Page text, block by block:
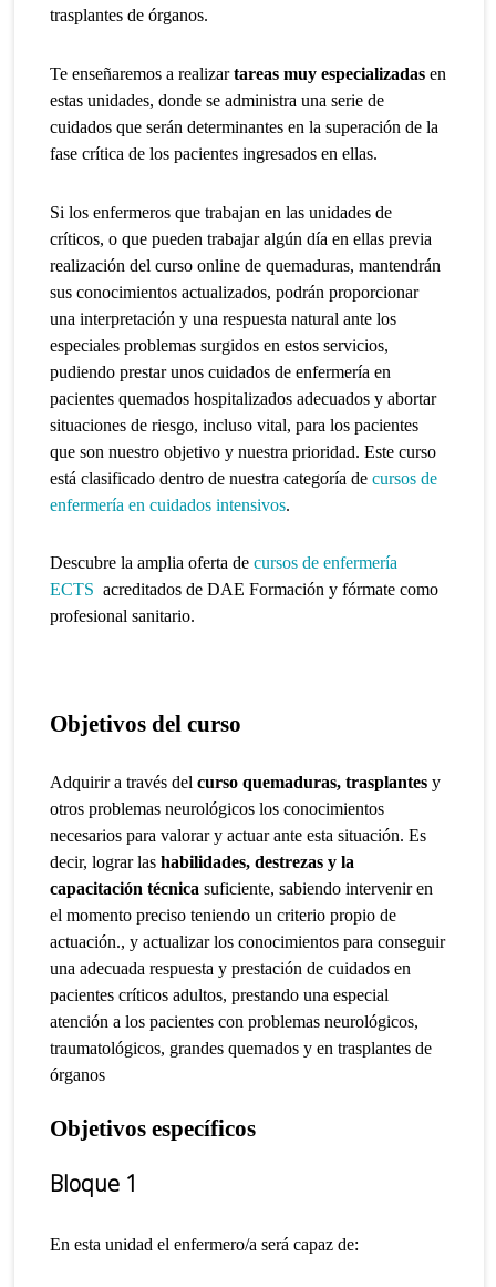
trasplantes de órganos.
Te enseñaremos a realizartareas muy especializadas en
estas unidades, donde se administra una serie de
cuidados que serán determinantes en la superación de la
fase crítica de los pacientes ingresados en ellas.
Si los enfermeros que trabajan en las unidades de
críticos, o que pueden trabajar algún día en ellas previa
realización del curso online de quemaduras, mantendrán
sus conocimientos actualizados, podrán proporcionar
una interpretación y una respuesta natural ante los
especiales problemas surgidos en estos servicios,
pudiendo prestar unos cuidados de enfermería en
pacientes quemados hospitalizados adecuados y abortar
situaciones de riesgo, incluso vital, para los pacientes
que son nuestro objetivo y nuestra prioridad. Este curso
está clasificado dentro de nuestra categoría decursos de
enfermería en cuidados intensivos.
Descubre la amplia oferta decursos de enfermería
ECTS acreditados de DAE Formación y fórmate como
profesional sanitario.
Objetivos del curso
Adquirir a través delcurso quemaduras, trasplantes y
otros problemas neurológicos los conocimientos
necesarios para valorar y actuar ante esta situación. Es
decir, lograr lashabilidades, destrezas y la
capacitación técnica suficiente, sabiendo intervenir en
el momento preciso teniendo un criterio propio de
actuación., y actualizar los conocimientos para conseguir
una adecuada respuesta y prestación de cuidados en
pacientes críticos adultos, prestando una especial
atención a los pacientes con problemas neurológicos,
traumatológicos, grandes quemados y en trasplantes de
órganos
Objetivos específicos
Bloque 1
En esta unidad el enfermero/a será capaz de: